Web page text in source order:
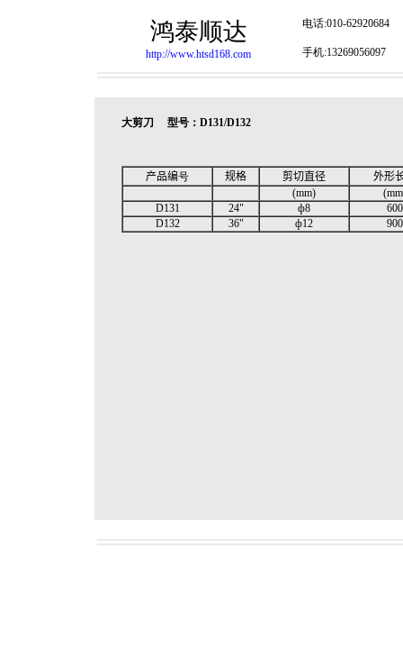
鸿泰顺达
http://www.htsd168.com
电话:010-62920684
手机:13269056097
大剪刀 型号：D131/D132
产品编号 规格 剪切直径
外形
(mm)
D131
24" ф8
600
D132
36" ф12 900